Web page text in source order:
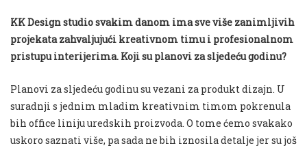
KK Design studio svakim danom ima sve više zanimljivih
projekata zahvaljujući kreativnom timu i profesionalnom
pristupu interijerima. Koji su planovi za sljedeću godinu?
Planovi za sljedeću godinu su vezani za produkt dizajn. U
suradnji s jednim mladim kreativnim timom pokrenula
bih office liniju uredskih proizvoda. O tome ćemo svakako
uskoro saznati više, pa sada ne bih iznosila detalje jer su još